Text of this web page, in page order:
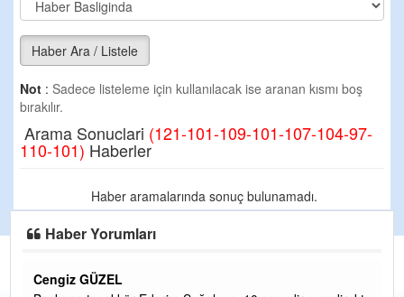
Haber Ara / Listele
Not : Sadece listeleme için kullanılacak ise aranan kısmı boş
bırakılır.
Arama Sonuclari (121-101-109-101-107-104-97-
110-101) Haberler
Haber aramalarında sonuç bulunamadı.
Haber Yorumları
Cengiz GÜZEL